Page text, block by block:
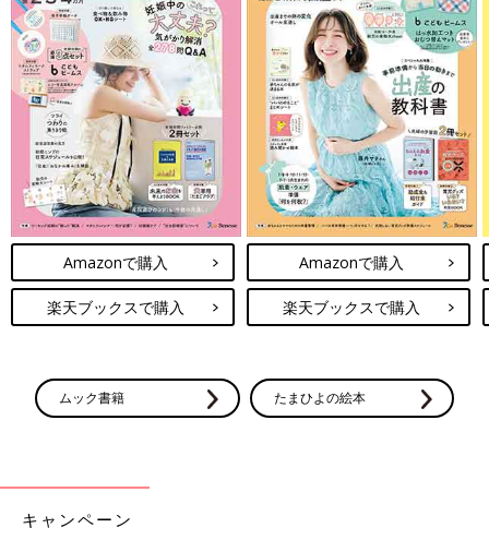
Amazonで購入
楽天ブックスで購入
Amazonで購入
楽天ブックスで購入
ムック書籍 たまひよの絵本
キャンペーン